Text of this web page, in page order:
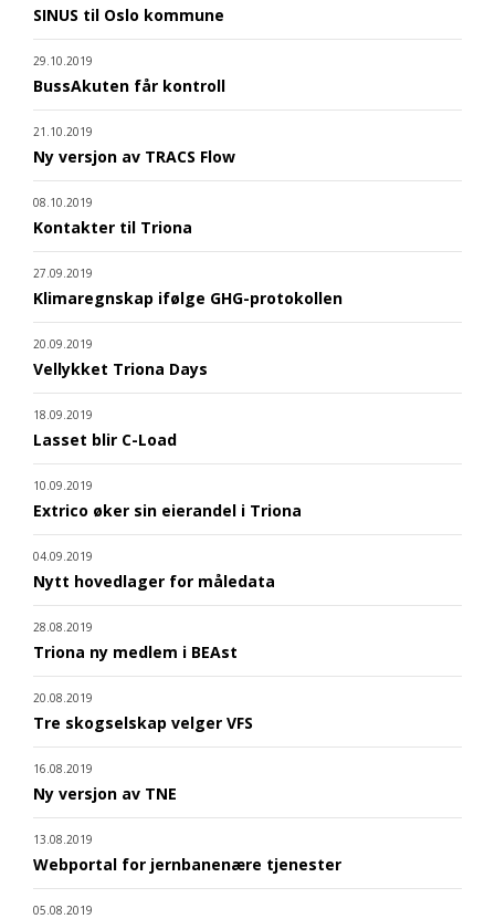
SINUS til Oslo kommune
29.10.2019
BussAkuten får kontroll
21.10.2019
Ny versjon av TRACS Flow
08.10.2019
Kontakter til Triona
27.09.2019
Klimaregnskap ifølge GHG-protokollen
20.09.2019
Vellykket Triona Days
18.09.2019
Lasset blir C-Load
10.09.2019
Extrico øker sin eierandel i Triona
04.09.2019
Nytt hovedlager for måledata
28.08.2019
Triona ny medlem i BEAst
20.08.2019
Tre skogselskap velger VFS
16.08.2019
Ny versjon av TNE
13.08.2019
Webportal for jernbanenære tjenester
05.08.2019